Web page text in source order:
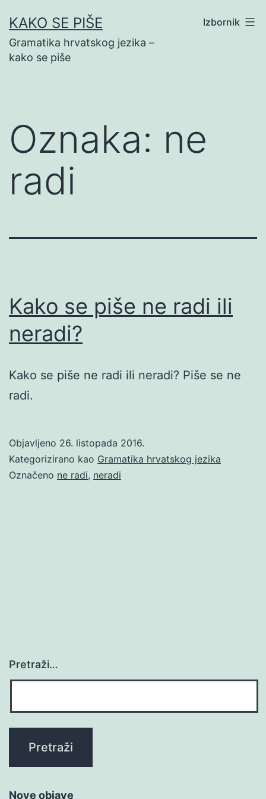
na
sadržaj
KAKO SE PIŠE
Gramatika hrvatskog jezika –
kako se piše
Izbornik
Oznaka: ne
radi
Kako se piše ne radi ili
neradi?
Kako se piše ne radi ili neradi? Piše se ne
radi.
Objavljeno 26. listopada 2016.
Kategorizirano kao Gramatika hrvatskog jezika
Označeno ne radi, neradi
Pretraži…
Nove objave